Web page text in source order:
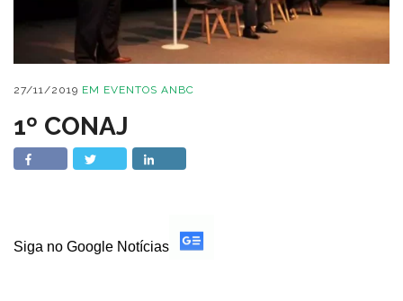
27/11/2019 EM EVENTOS ANBC
1º CONAJ
Siga no Google Notícias